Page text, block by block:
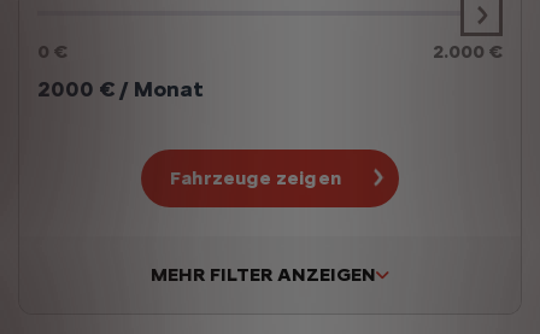
0 € 2.000 €
2000 € / Monat
Fahrzeuge zeigen
MEHR FILTER ANZEIGEN